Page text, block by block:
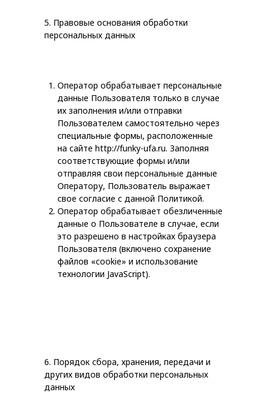
5. Правовые основания обработки
персональных данных
Оператор обрабатывает персональные
данные Пользователя только в случае
их заполнения и/или отправки
Пользователем самостоятельно через
специальные формы, расположенные
на сайте http://funky-ufa.ru. Заполняя
соответствующие формы и/или
отправляя свои персональные данные
Оператору, Пользователь выражает
свое согласие с данной Политикой.
Оператор обрабатывает обезличенные
данные о Пользователе в случае, если
это разрешено в настройках браузера
Пользователя (включено сохранение
файлов «cookie» и использование
технологии JavaScript).
6. Порядок сбора, хранения, передачи и
других видов обработки персональных
данных